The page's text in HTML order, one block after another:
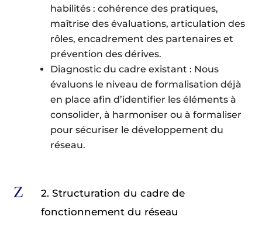
habilités : cohérence des pratiques,
maîtrise des évaluations, articulation des
rôles, encadrement des partenaires et
prévention des dérives.
Diagnostic du cadre existant : Nous
évaluons le niveau de formalisation déjà
en place afin d’identifier les éléments à
consolider, à harmoniser ou à formaliser
pour sécuriser le développement du
réseau.
Z
2. Structuration du cadre de
fonctionnement du réseau